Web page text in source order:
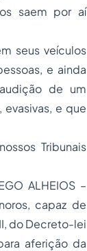
saem por aí
seus veículos
e ainda
de um
e que
Tribunais
ALHEIOS –
capaz de
do Decreto-lei
aferição da